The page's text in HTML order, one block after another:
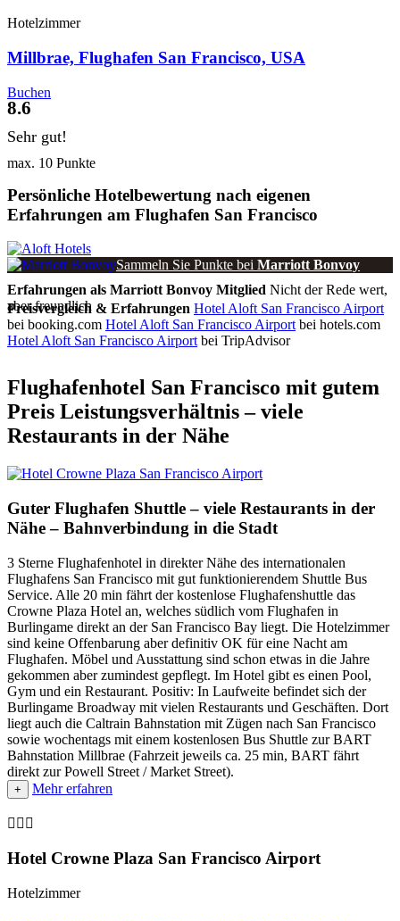
Hotelzimmer
Millbrae, Flughafen San Francisco, USA
Buchen
8.6
Sehr gut!
max. 10 Punkte
Persönliche Hotelbewertung nach eigenen
Erfahrungen am Flughafen San Francisco
Sammeln Sie Punkte bei Marriott Bonvoy
Erfahrungen als Marriott Bonvoy Mitglied Nicht der Rede wert,
aber freundlich
Preisvergleich & Erfahrungen Hotel Aloft San Francisco Airport
bei booking.com Hotel Aloft San Francisco Airport bei hotels.com
Hotel Aloft San Francisco Airport bei TripAdvisor
Flughafenhotel San Francisco mit gutem
Preis Leistungsverhältnis – viele
Restaurants in der Nähe
Guter Flughafen Shuttle – viele Restaurants in der
Nähe – Bahnverbindung in die Stadt
3 Sterne Flughafenhotel in direkter Nähe des internationalen
Flughafens San Francisco mit gut funktionierendem Shuttle Bus
Service. Alle 20 min fährt der kostenlose Flughafenshuttle das
Crowne Plaza Hotel an, welches südlich vom Flughafen in
Burlingame direkt an der San Francisco Bay liegt. Die Hotelzimmer
sind keine Offenbarung aber definitiv OK für eine Nacht am
Flughafen. Möbel und Ausstattung sind schon etwas in die Jahre
gekommen aber zumindest gepflegt. Im Hotel gibt es einen Pool,
Gym und ein Restaurant. Positiv: In Laufweite befindet sich der
Burlingame Broadway mit vielen Restaurants und Geschäften. Dort
liegt auch die Caltrain Bahnstation mit Zügen nach San Francisco
sowie wochentags mit einem kostenlosen Bus Shuttle zur BART
Bahnstation Millbrae (Fahrzeit jeweils ca. 25 min, BART fährt
direkt zur Powell Street / Market Street).
+ Mehr erfahren

Hotel Crowne Plaza San Francisco Airport
Hotelzimmer